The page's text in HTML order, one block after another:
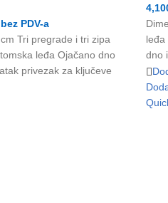
PDV-a
Tri pregrade i tri zipa
leđa Ojačano dno
privezak za ključeve
leđa
dno